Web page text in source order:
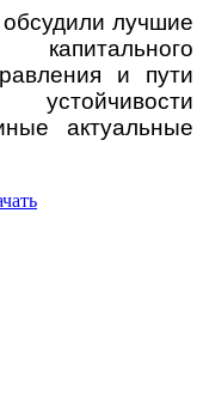
лучшие
и пути
актуальные